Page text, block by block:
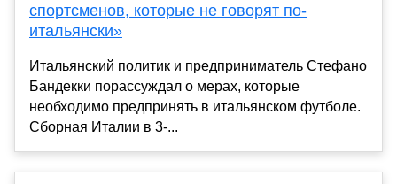
спортсменов, которые не говорят по-
итальянски»
Итальянский политик и предприниматель Стефано
Бандекки порассуждал о мерах, которые
необходимо предпринять в итальянском футболе.
Сборная Италии в 3-...